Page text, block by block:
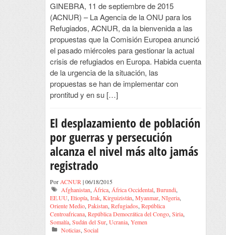
GINEBRA, 11 de septiembre de 2015
(ACNUR) – La Agencia de la ONU para los
Refugiados, ACNUR, da la bienvenida a las
propuestas que la Comisión Europea anunció
el pasado miércoles para gestionar la actual
crisis de refugiados en Europa. Habida cuenta
de la urgencia de la situación, las
propuestas se han de implementar con
prontitud y en su […]
El desplazamiento de población
por guerras y persecución
alcanza el nivel más alto jamás
registrado
Por ACNUR | 06/18/2015
Afghanistan, África, África Occidental, Burundi,
EE.UU, Etiopía, Irak, Kirguizistán, Myanmar, NIgeria,
Oriente Medio, Pakistan, Refugiados, República
Centroafricana, República Democrática del Congo, Siria,
Somalía, Sudán del Sur, Ucrania, Yemen
Noticias, Social